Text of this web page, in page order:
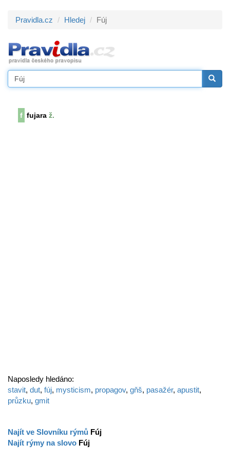
Pravidla.cz Hledej Fúj
f fujara ž.
Naposledy hledáno:
stavit, dut, fúj, mysticism, propagov, gňš, pasažér, apustit,
průzku, gmit
Najít ve Slovníku rýmů Fúj
Najít rýmy na slovo Fúj